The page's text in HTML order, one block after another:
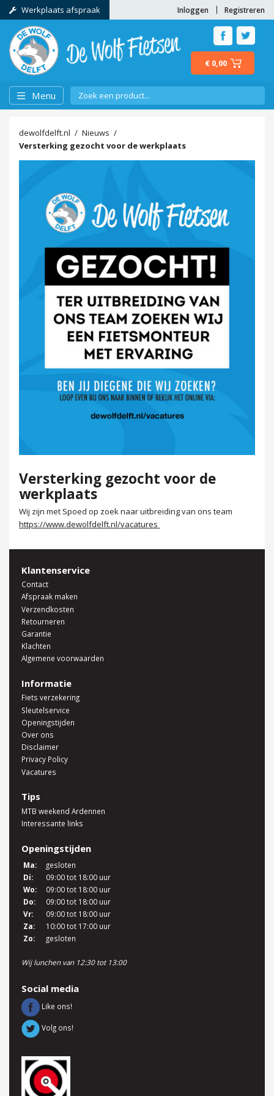
Werkplaats afspraak Registreren
Inloggen
€ 0,00
Menu
dewolfdelft.nl
Nieuws
Versterking gezocht voor de werkplaats
Versterking gezocht voor de
werkplaats
Wij zijn met Spoed op zoek naar uitbreiding van ons team
https://www.dewolfdelft.nl/vacatures
Klantenservice
Contact
Afspraak maken
Verzendkosten
Retourneren
Garantie
Klachten
Algemene voorwaarden
Informatie
Fiets verzekering
Sleutelservice
Openingstijden
Over ons
Disclaimer
Privacy Policy
Vacatures
Tips
MTB weekend Ardennen
Interessante links
Openingstijden
Ma:
gesloten
Di:
09:00 tot 18:00 uur
Wo:
09:00 tot 18:00 uur
Do:
09:00 tot 18:00 uur
Vr:
09:00 tot 18:00 uur
Za:
10:00 tot 17:00 uur
Zo:
gesloten
Wij lunchen van 12:30 tot 13:00
Social media
Like ons!
Volg ons!